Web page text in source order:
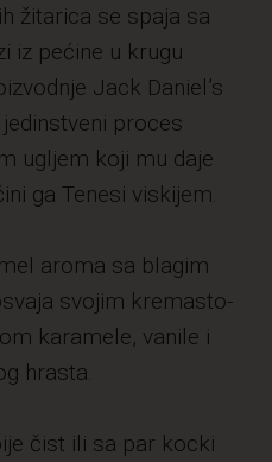
žitarica se spaja sa
iz pećine u krugu
Jack Daniel’s
proces
ugljem koji mu daje
ga Tenesi viskijem.
aroma sa blagim
svojim kremasto-
karamele, vanile i
hrasta.
čist ili sa par kocki